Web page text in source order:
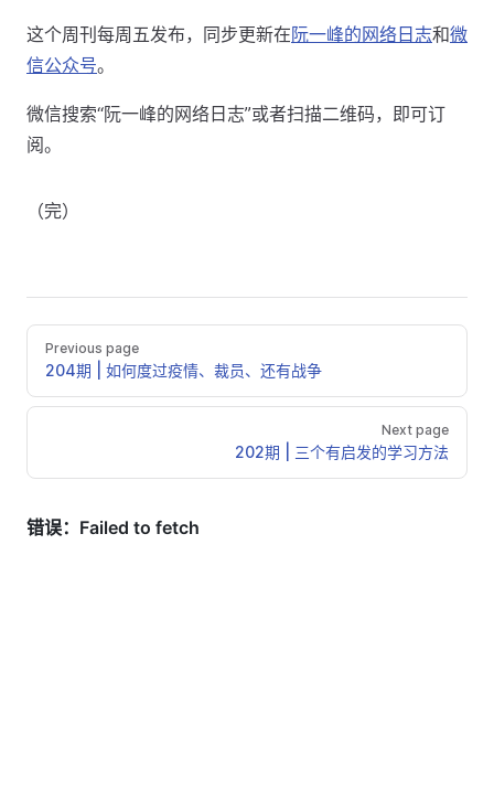
这个周刊每周五发布，同步更新在阮一峰的网络日志和微
信公众号。
微信搜索“阮一峰的网络日志”或者扫描二维码，即可订
阅。
（完）
Previous page
204期 | 如何度过疫情、裁员、还有战争
Next page
202期 | 三个有启发的学习方法